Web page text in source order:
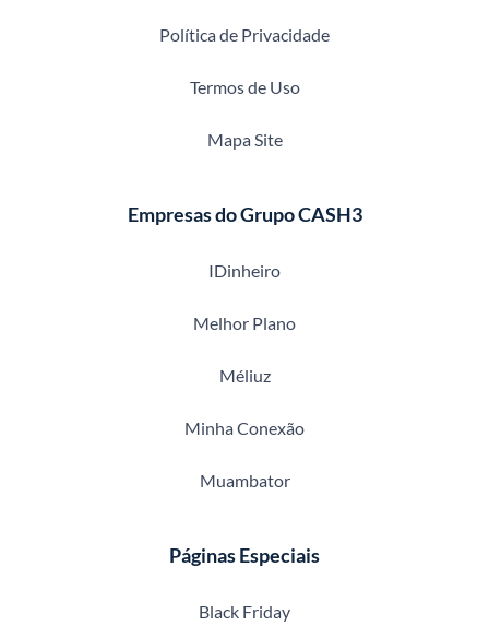
Política de Privacidade
Termos de Uso
Mapa Site
Empresas do Grupo CASH3
IDinheiro
Melhor Plano
Méliuz
Minha Conexão
Muambator
Páginas Especiais
Black Friday